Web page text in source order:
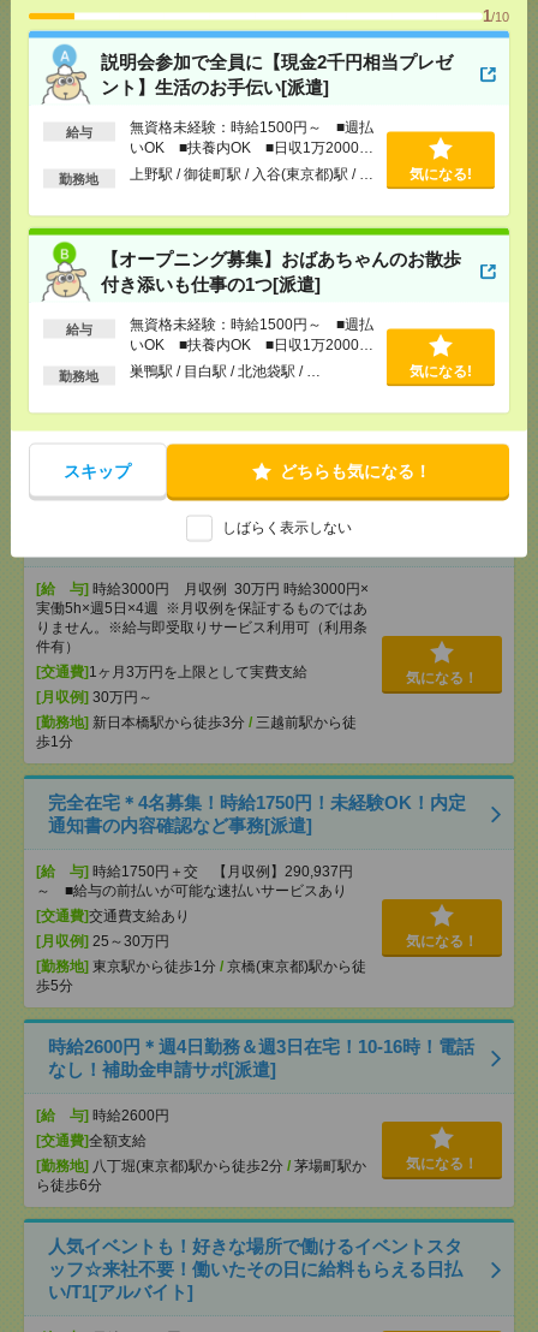
1/10
説明会参加で全員に【現金2千円相当プレゼ
ント】生活のお手伝い[派遣]
給与
無資格未経験：時給1500円～ ■週払
いOK ■扶養内OK ■日収1万2000円
以上
勤務地 上野駅 / 御徒町駅 / 入谷(東京都)駅 / … 気になる!
【オープニング募集】おばあちゃんのお散歩
付き添いも仕事の1つ[派遣]
給与
無資格未経験：時給1500円～ ■週払
いOK ■扶養内OK ■日収1万2000円
以上
勤務地 巣鴨駅 / 目白駅 / 北池袋駅 / … 気になる!
スキップ どちらも気になる！
しばらく表示しない
[給 与]無資格未経験：時給1500円～ ■週払い
OK ■扶養内OK ■日収1万2000円以上
[交通費]
交通費全額支給
[勤務地]
上野駅 / 御徒町駅/入谷(東京都)駅/…
気になる！
【オープニング募集】おばあちゃんのお散歩付き添
いも仕事の1つ[派遣]
OK ■扶養内OK ■日収1万2000円以上
[交通費]
交通費全額支給
[勤務地]
巣鴨駅/目白駅 /北池袋駅/…
気になる！
8月17日～期間限定／大手企業／旅行会社からの電話
受付対応＊50代活躍中[派遣]
[給 与]時給1800円＋交
[交通費]交通費別途支給(社内規定あり)
虎ノ門駅から徒歩1分
気になる！
【在宅勤務OK】時給3000円！10～16時＊残業ほぼな
し▼新日本橋で一般事務[派遣]
[給 与] 時給3000円 月収例 30万円 時給3000円×
実働5h×週5日×4週 ※月収例を保証するものではあ
りません。※給与即受取りサービス利用可（利用条
件有）
[交通費] 1ヶ月3万円を上限として実費支給
[月収例] 30万円～
[勤務地] 新日本橋駅から徒歩3分 / 三越前駅から徒
歩1分
気になる！
完全在宅＊4名募集！時給1750円！未経験OK！内定
通知書の内容確認など事務[派遣]
[給 与] 時給1750円＋交 【月収例】290,937円
～ ■給与の前払いが可能な速払いサービスあり
[交通費]交通費支給あり
[月収例] 25～30万円
[勤務地] 東京駅から徒歩1分 / 京橋(東京都)駅から徒
歩5分
気になる！
時給2600円＊週4日勤務＆週3日在宅！10-16時！電話
なし！補助金申請サポ[派遣]
[給 与] 時給2600円
[交通費]全額支給
[勤務地] 八丁堀(東京都)駅から徒歩2分 / 茅場町駅か
ら徒歩6分
気になる！
人気イベントも！好きな場所で働けるイベントスタ
ッフ☆来社不要！働いたその日に給料もらえる日払
い/T1[アルバイト]